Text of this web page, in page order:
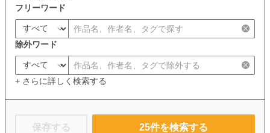
フリーワード
除外ワード
+ さらに詳しく検索する
保存する 25件を検索する